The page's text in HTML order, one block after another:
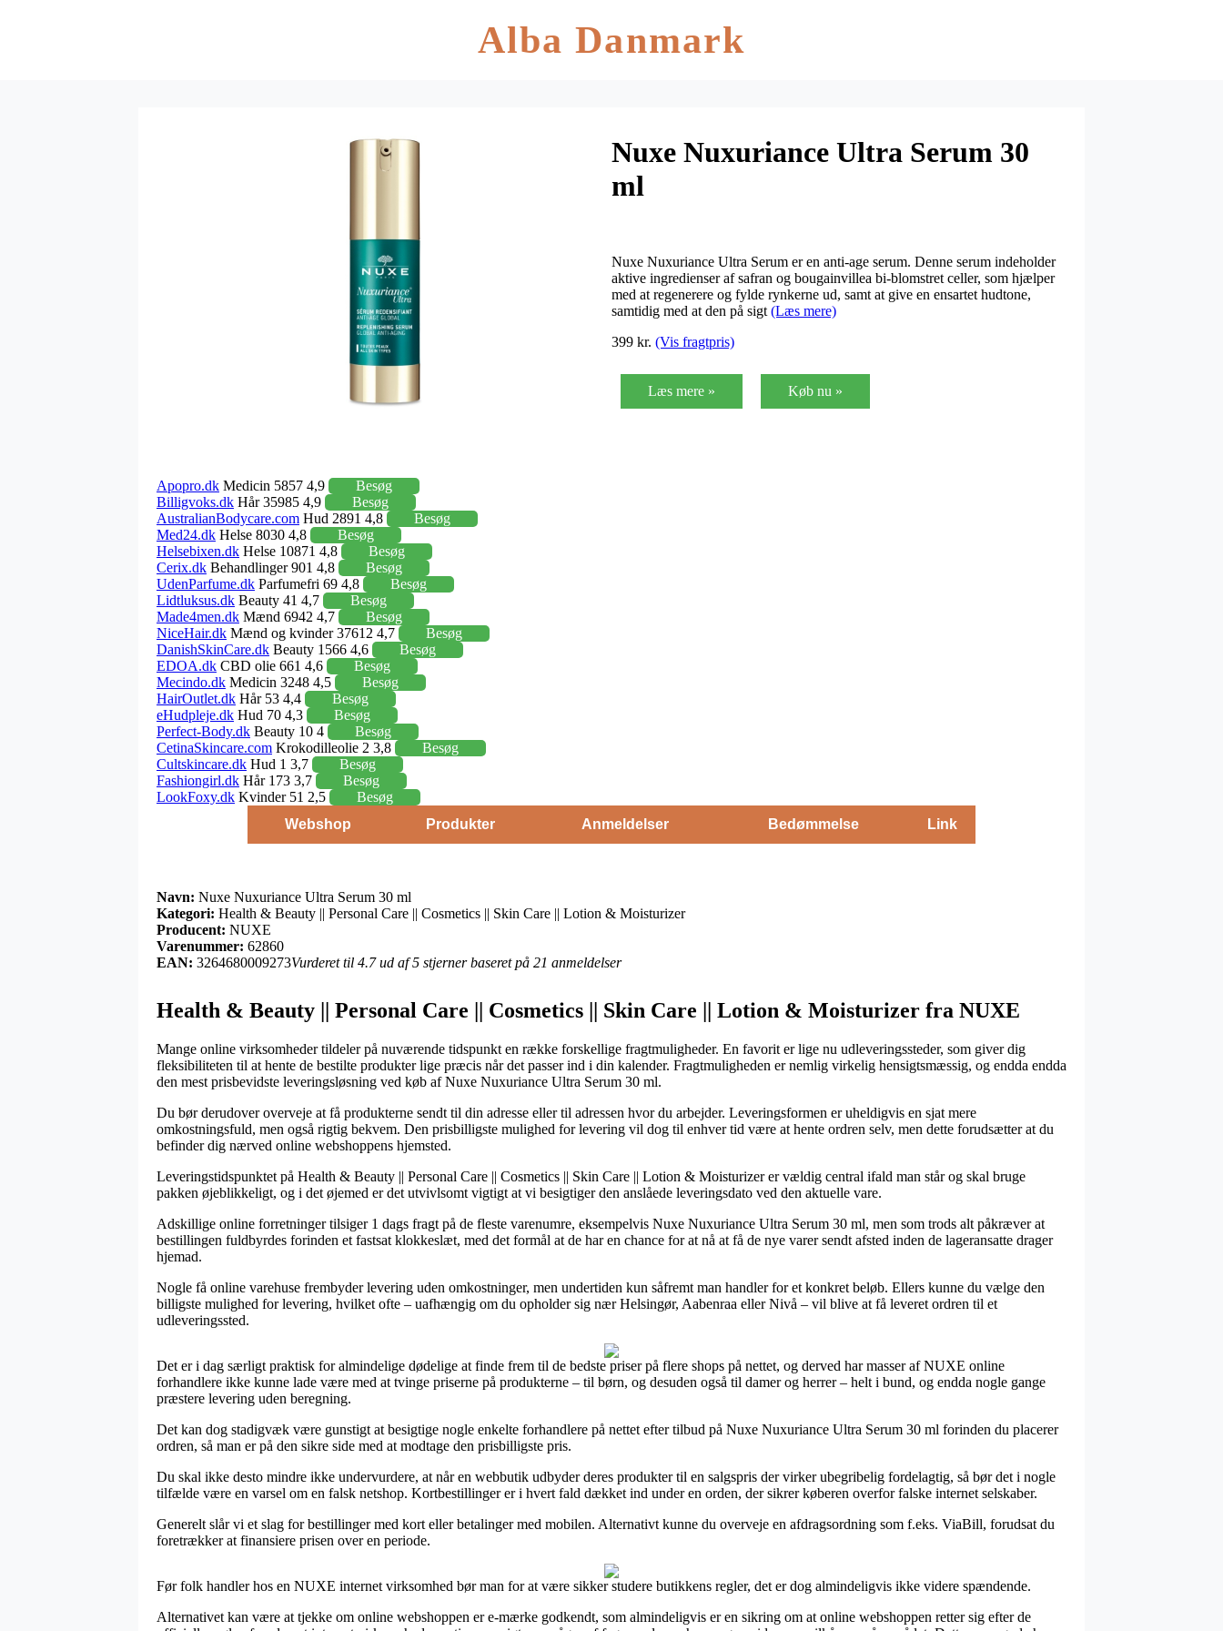
Alba Danmark
Nuxe Nuxuriance Ultra Serum 30
ml
Nuxe Nuxuriance Ultra Serum er en anti-age serum. Denne serum indeholder
aktive ingredienser af safran og bougainvillea bi-blomstret celler, som hjælper
med at regenerere og fylde rynkerne ud, samt at give en ensartet hudtone,
samtidig med at den på sigt (Læs mere)
399 kr. (Vis fragtpris)
Læs mere » Køb nu »
Apopro.dk Medicin 5857 4,9
Besøg
Billigvoks.dk Hår 35985 4,9
Besøg
AustralianBodycare.com Hud 2891 4,8
Besøg
Med24.dk Helse 8030 4,8
Besøg
Helsebixen.dk Helse 10871 4,8
Besøg
Cerix.dk Behandlinger 901 4,8
Besøg
UdenParfume.dk Parfumefri 69 4,8
Besøg
Lidtluksus.dk Beauty 41 4,7
Besøg
Made4men.dk Mænd 6942 4,7
Besøg
NiceHair.dk Mænd og kvinder 37612 4,7
Besøg
DanishSkinCare.dk Beauty 1566 4,6
Besøg
EDOA.dk CBD olie 661 4,6
Besøg
Mecindo.dk Medicin 3248 4,5
Besøg
HairOutlet.dk Hår 53 4,4
Besøg
eHudpleje.dk Hud 70 4,3
Besøg
Perfect-Body.dk Beauty 10 4
Besøg
CetinaSkincare.com Krokodilleolie 2 3,8
Besøg
Cultskincare.dk Hud 1 3,7
Besøg
Fashiongirl.dk Hår 173 3,7
Besøg
LookFoxy.dk Kvinder 51 2,5
Besøg
Webshop
Produkter Anmeldelser Bedømmelse Link
Navn: Nuxe Nuxuriance Ultra Serum 30 ml
Kategori: Health & Beauty || Personal Care || Cosmetics || Skin Care || Lotion & Moisturizer
Producent: NUXE
Varenummer: 62860
EAN: 3264680009273Vurderet til 4.7 ud af 5 stjerner baseret på 21 anmeldelser
Health & Beauty || Personal Care || Cosmetics || Skin Care || Lotion & Moisturizer fra NUXE
Mange online virksomheder tildeler på nuværende tidspunkt en række forskellige fragtmuligheder. En favorit er lige nu udleveringssteder, som giver dig
fleksibiliteten til at hente de bestilte produkter lige præcis når det passer ind i din kalender. Fragtmuligheden er nemlig virkelig hensigtsmæssig, og endda endda
den mest prisbevidste leveringsløsning ved køb af Nuxe Nuxuriance Ultra Serum 30 ml.
Du bør derudover overveje at få produkterne sendt til din adresse eller til adressen hvor du arbejder. Leveringsformen er uheldigvis en sjat mere
omkostningsfuld, men også rigtig bekvem. Den prisbilligste mulighed for levering vil dog til enhver tid være at hente ordren selv, men dette forudsætter at du
befinder dig nærved online webshoppens hjemsted.
Leveringstidspunktet på Health & Beauty || Personal Care || Cosmetics || Skin Care || Lotion & Moisturizer er vældig central ifald man står og skal bruge
pakken øjeblikkeligt, og i det øjemed er det utvivlsomt vigtigt at vi besigtiger den anslåede leveringsdato ved den aktuelle vare.
Adskillige online forretninger tilsiger 1 dags fragt på de fleste varenumre, eksempelvis Nuxe Nuxuriance Ultra Serum 30 ml, men som trods alt påkræver at
bestillingen fuldbyrdes forinden et fastsat klokkeslæt, med det formål at de har en chance for at nå at få de nye varer sendt afsted inden de lageransatte drager
hjemad.
Nogle få online varehuse frembyder levering uden omkostninger, men undertiden kun såfremt man handler for et konkret beløb. Ellers kunne du vælge den
billigste mulighed for levering, hvilket ofte – uafhængig om du opholder sig nær Helsingør, Aabenraa eller Nivå – vil blive at få leveret ordren til et
udleveringssted.
Det er i dag særligt praktisk for almindelige dødelige at finde frem til de bedste priser på flere shops på nettet, og derved har masser af NUXE online
forhandlere ikke kunne lade være med at tvinge priserne på produkterne – til børn, og desuden også til damer og herrer – helt i bund, og endda nogle gange
præstere levering uden beregning.
Det kan dog stadigvæk være gunstigt at besigtige nogle enkelte forhandlere på nettet efter tilbud på Nuxe Nuxuriance Ultra Serum 30 ml forinden du placerer
ordren, så man er på den sikre side med at modtage den prisbilligste pris.
Du skal ikke desto mindre ikke undervurdere, at når en webbutik udbyder deres produkter til en salgspris der virker ubegribelig fordelagtig, så bør det i nogle
tilfælde være en varsel om en falsk netshop. Kortbestillinger er i hvert fald dækket ind under en orden, der sikrer køberen overfor falske internet selskaber.
Generelt slår vi et slag for bestillinger med kort eller betalinger med mobilen. Alternativt kunne du overveje en afdragsordning som f.eks. ViaBill, forudsat du
foretrækker at finansiere prisen over en periode.
Før folk handler hos en NUXE internet virksomhed bør man for at være sikker studere butikkens regler, det er dog almindeligvis ikke videre spændende.
Alternativet kan være at tjekke om online webshoppen er e-mærke godkendt, som almindeligvis er en sikring om at online webshoppen retter sig efter de